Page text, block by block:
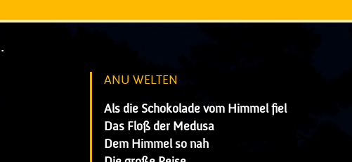
ANU WELTEN
Als die Schokolade vom Himmel fiel
Das Floß der Medusa
Dem Himmel so nah